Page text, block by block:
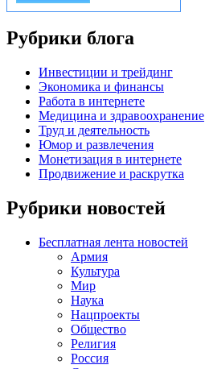
Рубрики блога
Инвестиции и трейдинг
Экономика и финансы
Работа в интернете
Медицина и здравоохранение
Труд и деятельность
Юмор и развлечения
Монетизация в интернете
Продвижение и раскрутка
Рубрики новостей
Бесплатная лента новостей
Армия
Культура
Мир
Наука
Нацпроекты
Общество
Религия
Россия